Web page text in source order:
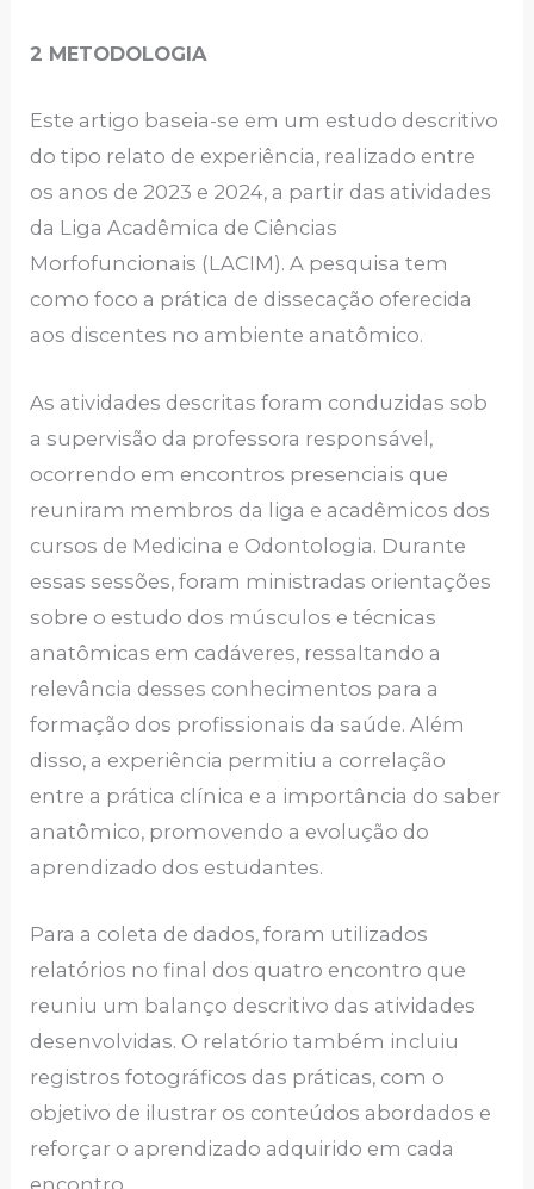
2 METODOLOGIA
Este artigo baseia-se em um estudo descritivo
do tipo relato de experiência, realizado entre
os anos de 2023 e 2024, a partir das atividades
da Liga Acadêmica de Ciências
Morfofuncionais (LACIM). A pesquisa tem
como foco a prática de dissecação oferecida
aos discentes no ambiente anatômico.
As atividades descritas foram conduzidas sob
a supervisão da professora responsável,
ocorrendo em encontros presenciais que
reuniram membros da liga e acadêmicos dos
cursos de Medicina e Odontologia. Durante
essas sessões, foram ministradas orientações
sobre o estudo dos músculos e técnicas
anatômicas em cadáveres, ressaltando a
relevância desses conhecimentos para a
formação dos profissionais da saúde. Além
disso, a experiência permitiu a correlação
entre a prática clínica e a importância do saber
anatômico, promovendo a evolução do
aprendizado dos estudantes.
Para a coleta de dados, foram utilizados
relatórios no final dos quatro encontro que
reuniu um balanço descritivo das atividades
desenvolvidas. O relatório também incluiu
registros fotográficos das práticas, com o
objetivo de ilustrar os conteúdos abordados e
reforçar o aprendizado adquirido em cada
encontro.